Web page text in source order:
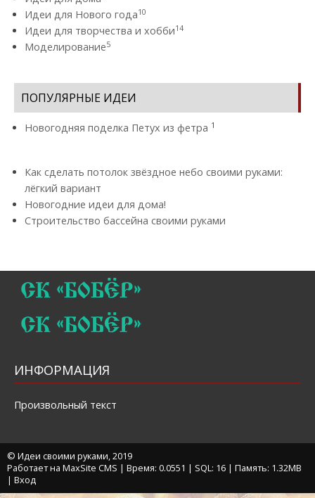
Идеи для Нового года10
Идеи для творчества и хобби14
Моделирование5
ПОПУЛЯРНЫЕ ИДЕИ
Новогодняя поделка Петух из фетра 1
Как сделать потолок звёздное небо своими руками:
лёгкий вариант
Новогодние идеи для дома!
Строительство бассейна своими руками
ИНФОРМАЦИЯ
Произвольный текст
© Идеи своими руками, 2019
Работает на MaxSite CMS | Время: 0.0551 | SQL: 16 | Память: 1.32MB
| Вход